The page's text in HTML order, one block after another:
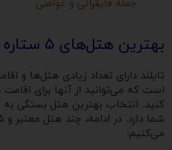
جمله قایقرانی و غواصی
بهترین هتل‌های ۵ ستاره تایلند
تایلند دارای تعداد زیادی هتل‌ها و
است که می‌توانید از آنها برای
کنید. انتخاب بهترین هتل بستگی به
می‌کنیم: